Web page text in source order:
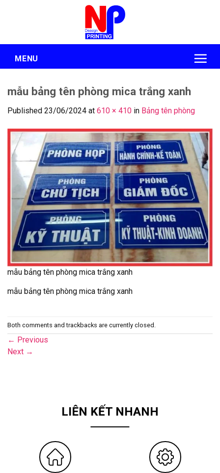
MENU
mẫu bảng tên phòng mica trắng xanh
Published 23/06/2024 at 610 × 410 in Bảng tên phòng
mẫu bảng tên phòng mica trắng xanh
mẫu bảng tên phòng mica trắng xanh
Both comments and trackbacks are currently closed.
← Previous
Next →
LIÊN KẾT NHANH